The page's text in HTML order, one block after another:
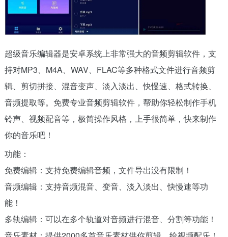
超级音乐编辑器是安卓系统上非常强大的音频剪辑软件，支
持对MP3、M4A、WAV、FLAC等多种格式文件进行音频剪
辑、剪切拼接、混音变声、淡入淡出、快慢速、格式转换、
音频提取等。免费专业音频剪辑软件，帮助你轻松制作手机
铃声、视频配音等，极简操作风格，上手很简单，快来制作
你的音乐吧！
功能：
免费编辑：支持免费编辑音频，文件导出没有限制！
音频编辑：支持音频混音、变音、淡入淡出、快慢速等功
能！
多轨编辑：可以在多个轨道对音频进行混音、分割等功能！